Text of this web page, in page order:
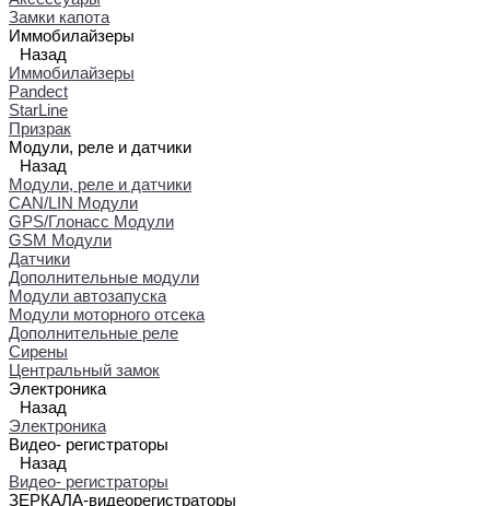
Замки капота
Иммобилайзеры
Назад
Иммобилайзеры
Pandect
StarLine
Призрак
Модули, реле и датчики
Назад
Модули, реле и датчики
CAN/LIN Модули
GPS/Глонасс Модули
GSM Модули
Датчики
Дополнительные модули
Модули автозапуска
Модули моторного отсека
Дополнительные реле
Сирены
Центральный замок
Электроника
Назад
Электроника
Видео- регистраторы
Назад
Видео- регистраторы
ЗЕРКАЛА-видеорегистраторы